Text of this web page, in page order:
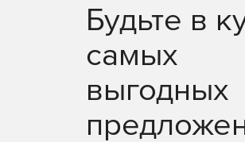
Будьте в
самых
выгодных